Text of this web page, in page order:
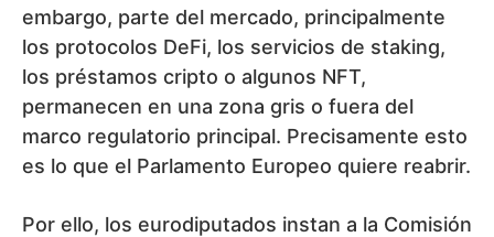
embargo, parte del mercado, principalmente
los protocolos DeFi, los servicios de staking,
los préstamos cripto o algunos NFT,
permanecen en una zona gris o fuera del
marco regulatorio principal. Precisamente esto
es lo que el Parlamento Europeo quiere reabrir.
Por ello, los eurodiputados instan a la Comisión